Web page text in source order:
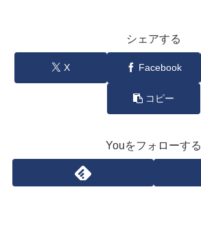
シェアする
X Facebook
コピー
Youをフォローする